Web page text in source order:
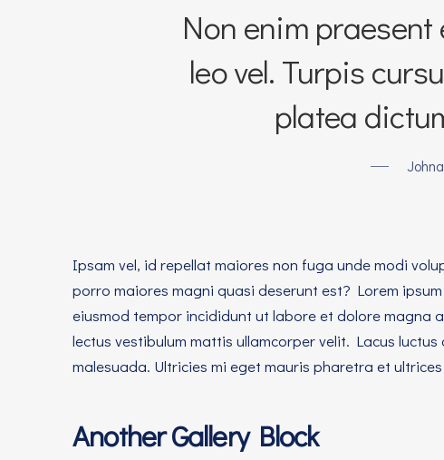
Non enim
leo vel. Turpis
platea
Ipsam vel, id repellat maiores non fuga unde modi
porro maiores magni quasi deserunt est? Lorem
eiusmod tempor incididunt ut labore et dolore magna
lectus vestibulum mattis ullamcorper velit. Lacus
malesuada. Ultricies mi eget mauris pharetra et
Another Gallery Block